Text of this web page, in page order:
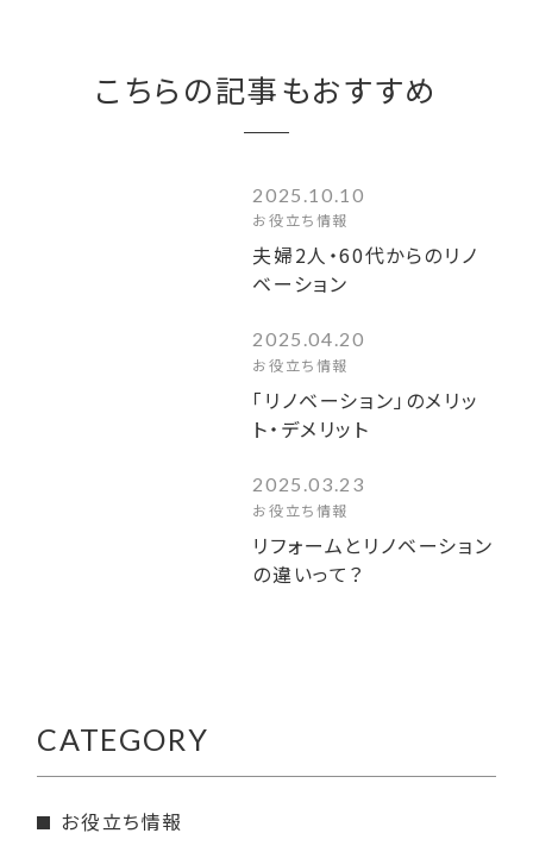
こちらの記事もおすすめ
2025.10.10
お役立ち情報
夫婦2人・60代からのリノ
ベーション
2025.04.20
お役立ち情報
「リノベーション」のメリッ
ト・デメリット
2025.03.23
お役立ち情報
リフォームとリノベーション
の違いって？
CATEGORY
お役立ち情報